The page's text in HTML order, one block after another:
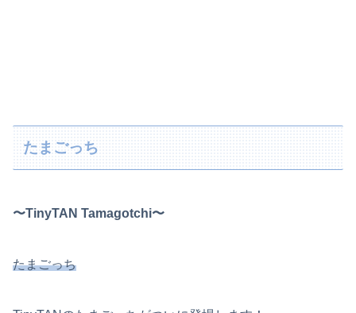
たまごっち
〜TinyTAN Tamagotchi〜
たまごっち